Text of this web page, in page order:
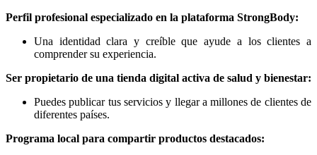
Perfil profesional especializado en la plataforma StrongBody:
Una identidad clara y creíble que ayude a los clientes a
comprender su experiencia.
Ser propietario de una tienda digital activa de salud y bienestar:
Puedes publicar tus servicios y llegar a millones de clientes de
diferentes países.
Programa local para compartir productos destacados: